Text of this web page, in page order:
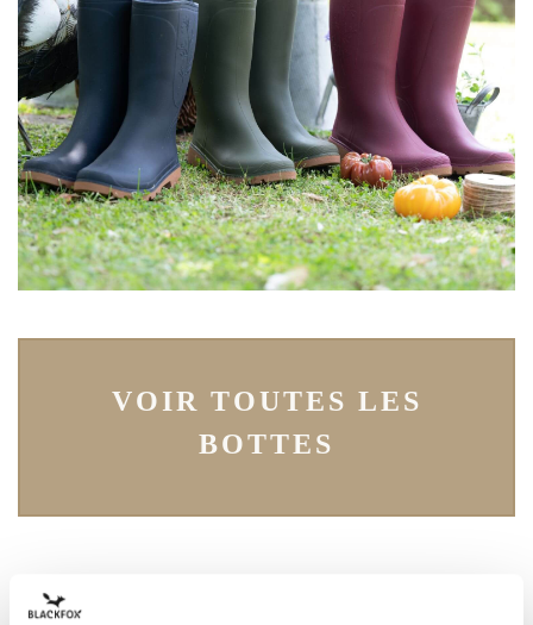
VOIR TOUTES LES
BOTTES
Des bottes stylées et